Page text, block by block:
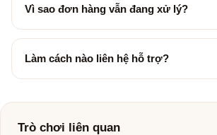
Vì sao đơn hàng vẫn đang xử lý?
Làm cách nào liên hệ hỗ trợ?
Trò chơi liên quan